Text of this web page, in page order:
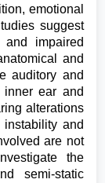
emotional
suggest
impaired
and
auditory and
inner ear and
alterations
and
are not
the
semi-static